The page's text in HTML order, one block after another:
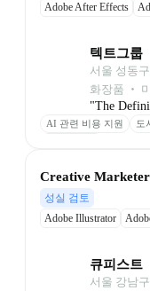
Adobe After Effects
텍트그룹
서울 성동구
화장품 ‧
"The
AI 관련 비용 지원 도
Creative Marketer
성실 검토
Adobe Illustrator
큐피스트
서울 강남구